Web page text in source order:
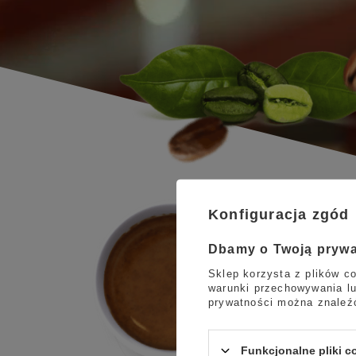
Konfiguracja zgód
Dbamy o Twoją
Sklep korzysta z plików
warunki przechowywania
prywatności można
Funkcjonalne pliki